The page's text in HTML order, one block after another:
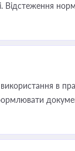
Відстеження
час оподаткування,
діяльності
в